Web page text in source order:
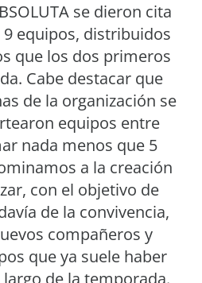
se dieron cita
equipos, distribuidos
que los dos primeros
Cabe destacar que
de la organización se
equipos entre
nada menos que 5
a la creación
con el objetivo de
de la convivencia,
compañeros y
que ya suele haber
de la temporada.